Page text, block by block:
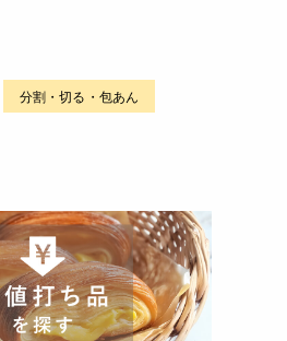
分割・切る・包あん